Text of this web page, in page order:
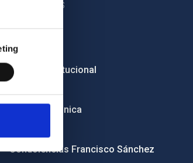
OTROS ENLACES
Empleo
Licitaciones
Imagen institucional
Sede electrónica
Condolencias Francisco Sánchez